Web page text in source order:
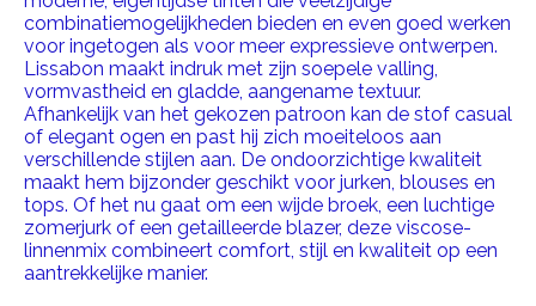
combinatiemogelijkheden bieden en even goed werken
voor ingetogen als voor meer expressieve ontwerpen.
Lissabon maakt indruk met zijn soepele valling,
vormvastheid en gladde, aangename textuur.
Afhankelijk van het gekozen patroon kan de stof casual
of elegant ogen en past hij zich moeiteloos aan
verschillende stijlen aan. De ondoorzichtige kwaliteit
maakt hem bijzonder geschikt voor jurken, blouses en
tops. Of het nu gaat om een ​​wijde broek, een luchtige
zomerjurk of een getailleerde blazer, deze viscose-
linnenmix combineert comfort, stijl en kwaliteit op een
aantrekkelijke manier.